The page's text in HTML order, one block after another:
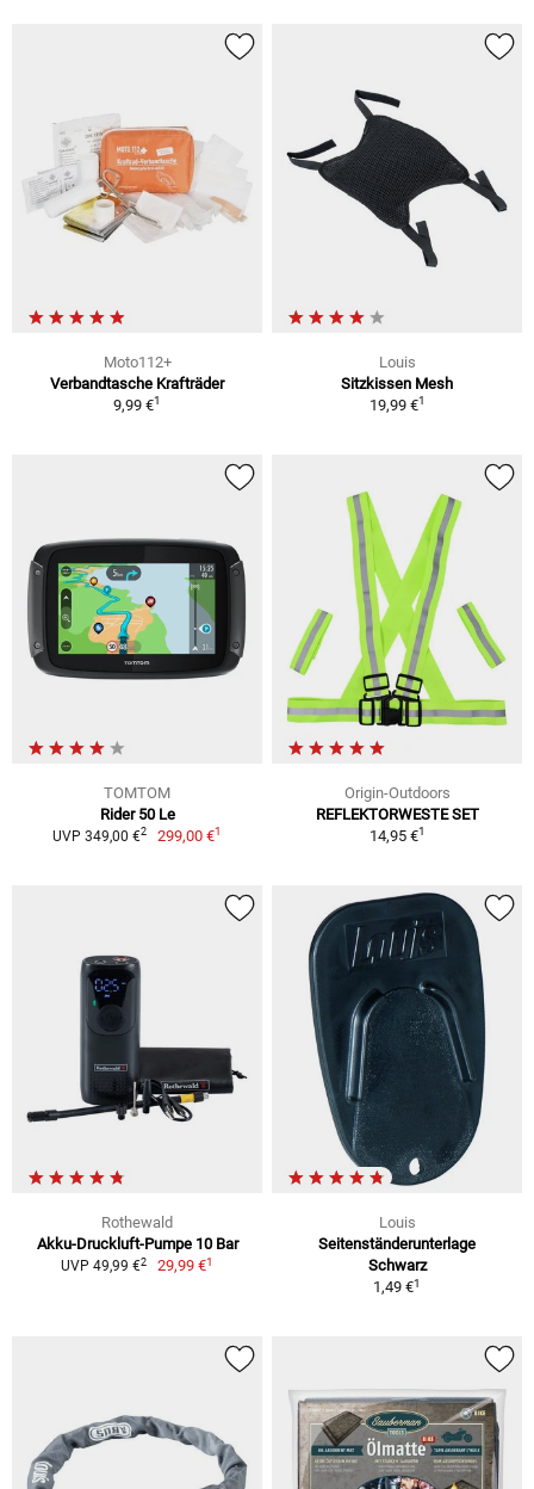
Moto112+
Verbandtasche Krafträder
9,99 €1
Louis
Sitzkissen Mesh
19,99 €1
TOMTOM
Rider 50 Le
UVP 349,00 €2 299,00 €1
Origin-Outdoors
REFLEKTORWESTE SET
14,95 €1
Rothewald
Akku-Druckluft-Pumpe 10 Bar
UVP 49,99 €2 29,99 €1
Louis
Seitenständerunterlage
Schwarz
1,49 €1